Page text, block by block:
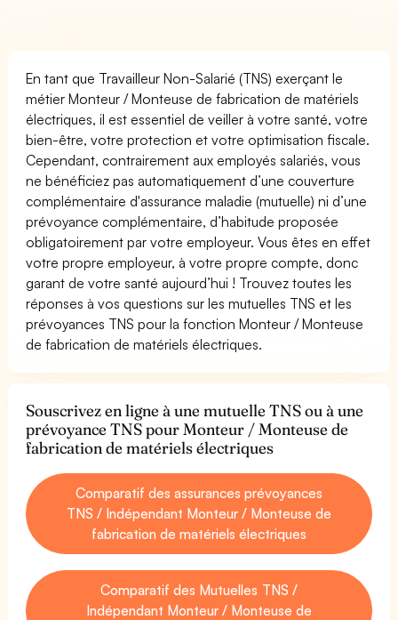
En tant que Travailleur Non-Salarié (TNS) exerçant le
métier Monteur / Monteuse de fabrication de matériels
électriques, il est essentiel de veiller à votre santé, votre
bien-être, votre protection et votre optimisation fiscale.
Cependant, contrairement aux employés salariés, vous
ne bénéficiez pas automatiquement d’une couverture
complémentaire d'assurance maladie (mutuelle) ni d’une
prévoyance complémentaire, d’habitude proposée
obligatoirement par votre employeur. Vous êtes en effet
votre propre employeur, à votre propre compte, donc
garant de votre santé aujourd’hui ! Trouvez toutes les
réponses à vos questions sur les mutuelles TNS et les
prévoyances TNS pour la fonction Monteur / Monteuse
de fabrication de matériels électriques.
Souscrivez en ligne à une mutuelle TNS ou à une
prévoyance TNS pour Monteur / Monteuse de
fabrication de matériels électriques
Comparatif des assurances prévoyances
TNS / Indépendant Monteur / Monteuse de
fabrication de matériels électriques
Comparatif des Mutuelles TNS /
Indépendant Monteur / Monteuse de